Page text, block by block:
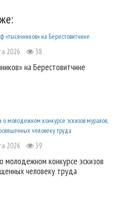
2026 38
на Берестовитчине
2026 39
молодежном конкурсе эскизов
человеку труда